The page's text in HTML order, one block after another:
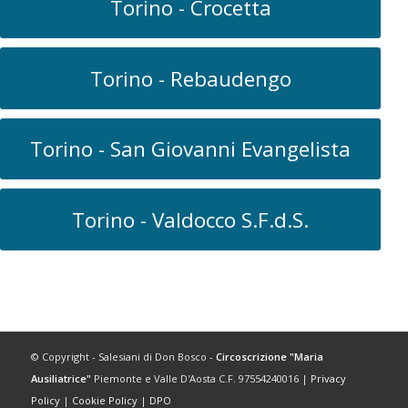
Torino - Crocetta
Torino - Rebaudengo
Torino - San Giovanni Evangelista
Torino - Valdocco S.F.d.S.
© Copyright - Salesiani di Don Bosco - Circoscrizione "Maria
Ausiliatrice" Piemonte e Valle D'Aosta C.F. 97554240016 | Privacy
Policy| Cookie Policy| DPO